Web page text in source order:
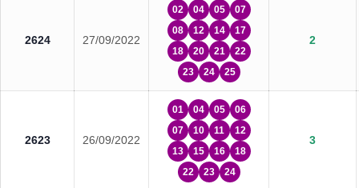
2624 27/09/2022
02 04 05
07
08
12 14
17
18
20 21
22
23
24 25
2
2623 26/09/2022
01 04 05
06
07
10 11
12
13
15 16
18
22
23 24
3